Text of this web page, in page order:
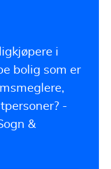
i
bolig som er
-
&